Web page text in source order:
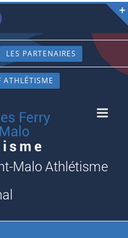
LES PARTENAIRES
ATHLÉTISME
Malo Athlétisme